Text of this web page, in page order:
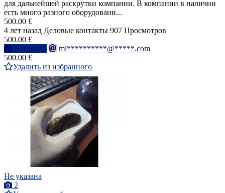
для дальнейшей раскрутки компании. В компании в наличии
есть много разного оборудовани...
500.00 £
4 лет назад Деловые контакты 907 Просмотров
500.00 £
Написать
mi**********@*****.com
500.00 £
Удалить из избранного
Не указана
2